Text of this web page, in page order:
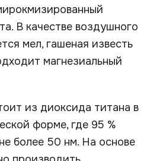
В качестве воздушного
мел, гашеная известь
магнезиальный
из диоксида титана в
форме, где 95 %
более 50 нм. На основе